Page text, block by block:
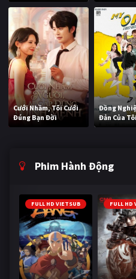
Cưới Nhầm, Tôi Cưới
Đúng Bạn Đời
Đồng
Đản Của
Phim Hành Động
FULL HD VIETSUB FULL HD